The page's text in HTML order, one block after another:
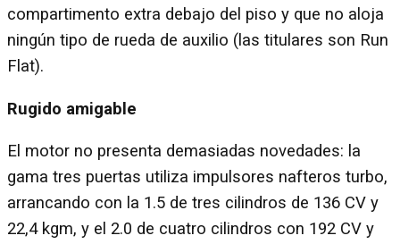
compartimento extra debajo del piso y que no aloja
ningún tipo de rueda de auxilio (las titulares son Run
Flat).
Rugido amigable
El motor no presenta demasiadas novedades: la
gama tres puertas utiliza impulsores nafteros turbo,
arrancando con la 1.5 de tres cilindros de 136 CV y
22,4 kgm, y el 2.0 de cuatro cilindros con 192 CV y